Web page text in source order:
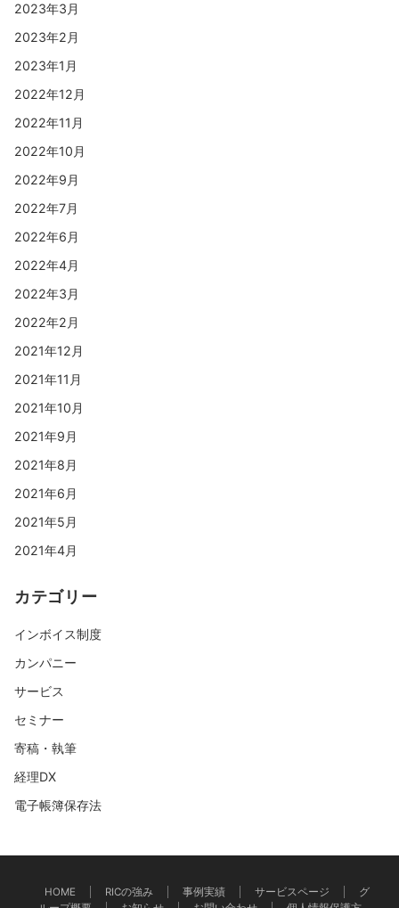
2023年3月
2023年2月
2023年1月
2022年12月
2022年11月
2022年10月
2022年9月
2022年7月
2022年6月
2022年4月
2022年3月
2022年2月
2021年12月
2021年11月
2021年10月
2021年9月
2021年8月
2021年6月
2021年5月
2021年4月
カテゴリー
インボイス制度
カンパニー
サービス
セミナー
寄稿・執筆
経理DX
電子帳簿保存法
HOME RICの強み 事例実績 サービスページ
グ